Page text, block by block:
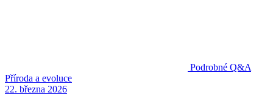
Podrobné Q&A
Příroda a evoluce
22. března 2026